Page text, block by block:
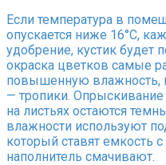
Если температура в
опускается ниже 16°С,
удобрение, кустик будет
окраска цветков самые
повышенную влажность,
— тропики. Опрыскивание
на листьях остаются
влажности используют
который ставят емкость
наполнитель смачивают.